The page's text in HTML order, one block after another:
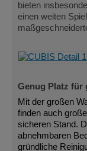
bieten
einen weiten
Genug Platz für
Mit der großen
finden auch
sicheren Stand.
abnehmbaren
gründliche